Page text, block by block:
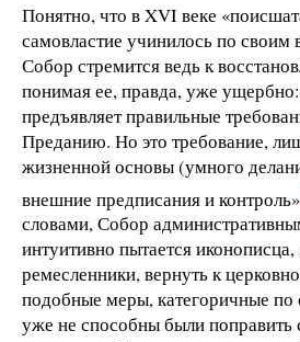
Понятно, что в XVI веке
самовластие учинилось по своим
Собор стремится ведь к
понимая ее, правда, уже
предъявляет правильные
Преданию. Но это требование,
жизненной основы (умного
внешние предписания и
словами, Собор
интуитивно пытается
ремесленники, вернуть к
подобные меры, категоричные по
уже не способны были